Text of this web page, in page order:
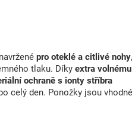
pro oteklé a citlivé nohy,
tlaku. Díky extra volnému
ochraně s ionty stříbra
celý den. Ponožky jsou vhodné